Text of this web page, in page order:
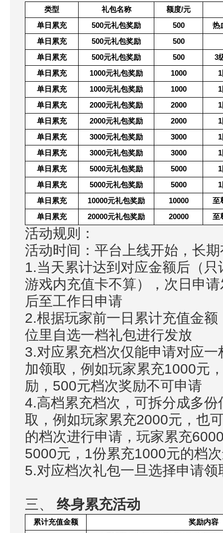
类型 礼包名称
额度/元
单日累充
500元礼包奖励 500
热
单日累充
500元礼包奖励
500
单日累充
500元礼包奖励 500 3
单日累充
1000元礼包奖励 1000 1
单日累充
1000元礼包奖励 1000 1
单日累充
2000元礼包奖励 2000 1
单日累充
2000元礼包奖励 2000 1
单日累充
3000元礼包奖励 3000 1
单日累充
3000元礼包奖励 3000 1
单日累充
5000元礼包奖励 5000 1
单日累充
5000元礼包奖励 5000 1
单日累充
10000元礼包奖励 10000
至
单日累充
20000元礼包奖励 20000 至
活动规则：
活动时间：平台上线开始，长
1.当天累计达到对应金额后（
游戏内充值卡不算），次日申
后至工作日申请
2.根据玩家前一日累计充值金
位里自选一档礼包进行发放
3.对应累充档次仅能申请对应
加领取，例如玩家累充1000元
励，500元档次奖励不可申请
4.高档累充档次，可拆分成多
取，例如玩家累充2000元，也
的档次进行申请，玩家累充
5000元，1份累充1000元的档
5.对应档次礼包一旦选择申请
三、 终身累充活动
累计充值金额 奖励内容